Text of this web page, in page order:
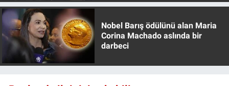
Nobel Barış ödülünü alan Maria
Corina Machado aslında bir
darbeci